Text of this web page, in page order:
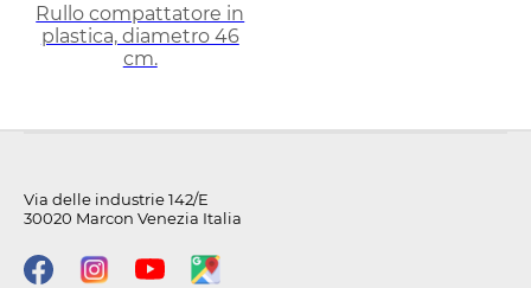
Rullo compattatore in
plastica, diametro 46
cm.
Via delle industrie 142/E
30020 Marcon Venezia Italia